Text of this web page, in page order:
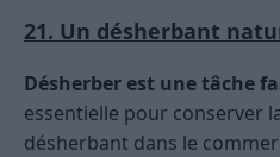
21. Un désherbant
Désherber est une tâche
essentielle pour conserver
désherbant dans le